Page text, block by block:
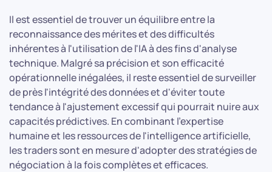
Il est essentiel de trouver un équilibre entre la
reconnaissance des mérites et des difficultés
inhérentes à l'utilisation de l'IA à des fins d'analyse
technique. Malgré sa précision et son efficacité
opérationnelle inégalées, il reste essentiel de surveiller
de près l'intégrité des données et d'éviter toute
tendance à l'ajustement excessif qui pourrait nuire aux
capacités prédictives. En combinant l'expertise
humaine et les ressources de l'intelligence artificielle,
les traders sont en mesure d'adopter des stratégies de
négociation à la fois complètes et efficaces.